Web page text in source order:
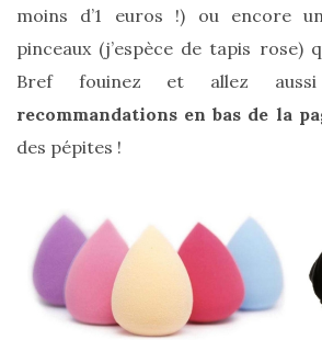
moins d’1 euros !) ou encore
pinceaux (j’espèce de tapis rose)
Bref fouinez et allez aussi
recommandations en bas de la
des pépites !